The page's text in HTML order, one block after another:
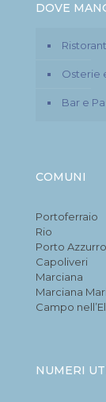
DOVE
Osterie
Bar e
COMUNI
Portoferraio
Rio
Porto Azzurro
Capoliveri
Marciana
Marciana
Campo
NUMERI